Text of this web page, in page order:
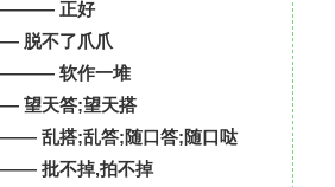
正好
脱不了爪爪
软作一堆
望天答;望天搭
乱搭;乱答;随口答;随口哒
批不掉,拍不掉